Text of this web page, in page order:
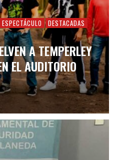
DESTACADAS
A TEMPERLEY
EL AUDITORIO